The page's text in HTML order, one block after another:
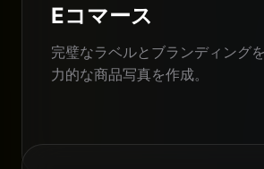
Eコマース
完璧なラベルとブランディング
力的な商品写真を作成。